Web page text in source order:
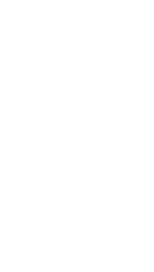
Kajian Nasional